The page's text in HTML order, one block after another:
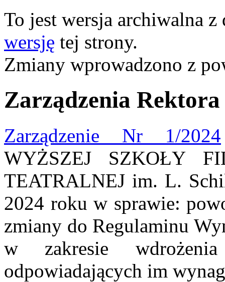
To jest wersja archiwalna
wersję tej strony.
Zmiany wprowadzono z
Zarządzenia
Zarządzenie Nr 1/2024
WYŻSZEJ SZKOŁY
TEATRALNEJ im. L.
2024 roku w sprawie:
zmiany do Regulaminu
w zakresie
odpowiadających im